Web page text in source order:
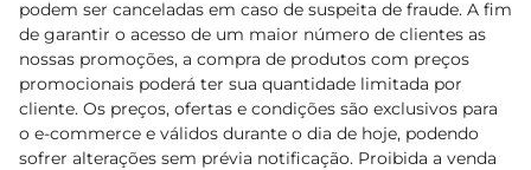
podem ser canceladas em caso de suspeita de fraude. A fim
de garantir o acesso de um maior número de clientes as
nossas promoções, a compra de produtos com preços
promocionais poderá ter sua quantidade limitada por
cliente. Os preços, ofertas e condições são exclusivos para
o e-commerce e válidos durante o dia de hoje, podendo
sofrer alterações sem prévia notificação. Proibida a venda